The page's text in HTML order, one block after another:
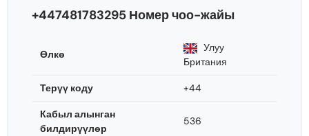
+447481783295 Номер чоо-жайы
Өлкө
Улуу
Британия
Терүү коду +44
Кабыл алынган
билдирүүлөр
536